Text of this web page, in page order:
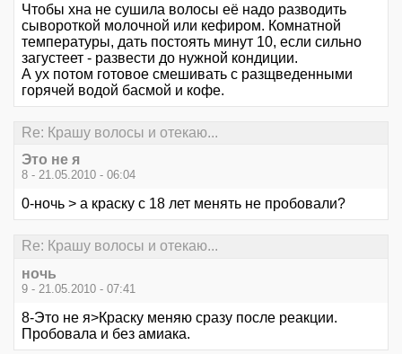
Чтобы хна не сушила волосы её надо разводить
сывороткой молочной или кефиром. Комнатной
температуры, дать постоять минут 10, если сильно
загустеет - развести до нужной кондиции.
А ух потом готовое смешивать с разщведенными
горячей водой басмой и кофе.
Re: Крашу волосы и отекаю...
Это не я
8 - 21.05.2010 - 06:04
0-ночь > а краску с 18 лет менять не пробовали?
Re: Крашу волосы и отекаю...
ночь
9 - 21.05.2010 - 07:41
8-Это не я>Краску меняю сразу после реакции.
Пробовала и без амиака.